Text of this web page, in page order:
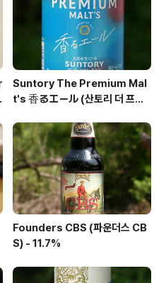
Suntory The Premium Mal
t's 香るエール (산토리 더 프리
Founders CBS (파운더스 CB
S) - 11.7%